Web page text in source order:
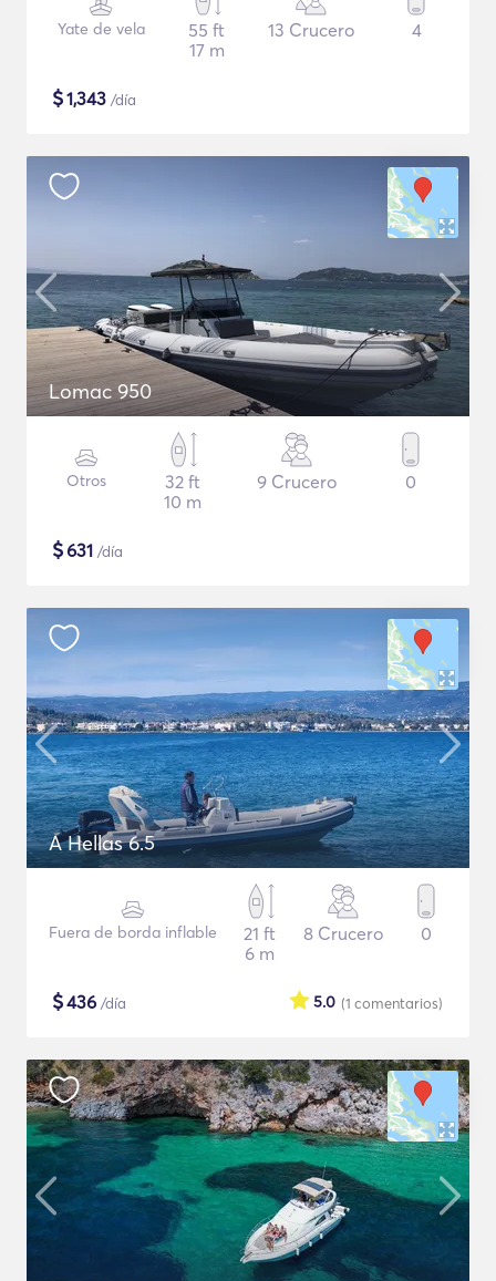
Yate de vela
55 ft
17 m
13 Crucero 4
$1,343 /día
Lomac 950
Otros
32 ft
10 m
9 Crucero 0
$631 /día
A Hellas 6.5
Fuera de borda inflable
21 ft
6 m
8 Crucero 0
$436 /día (1 comentarios)
5.0